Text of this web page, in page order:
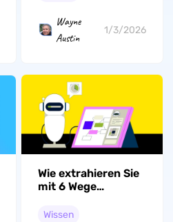
Wayne
Austin
1/3/2026
Wie extrahieren Sie
mit 6 Wege
aus PDF?
Wissen